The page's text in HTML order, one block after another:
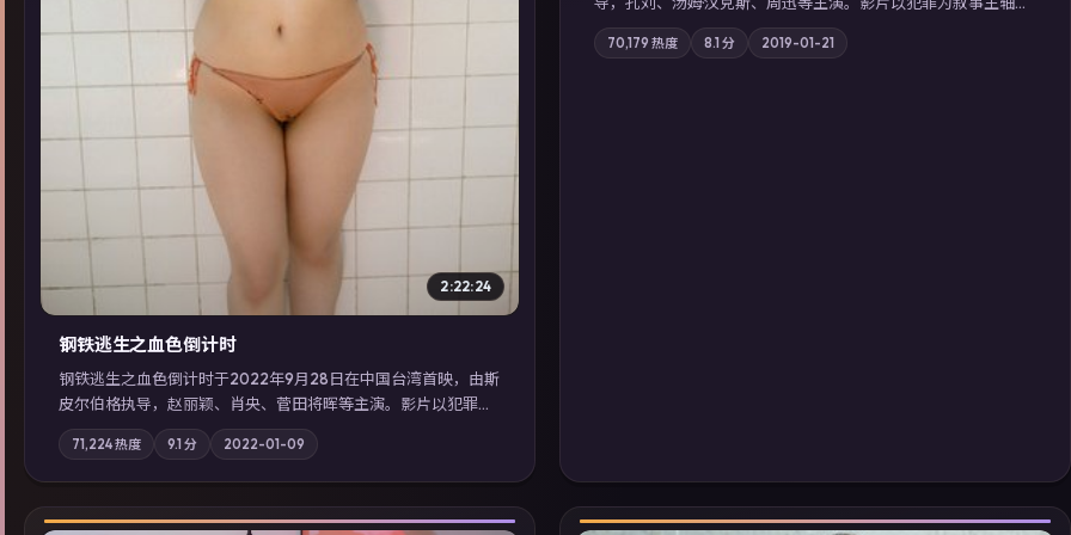
2:22:24
钢铁逃生之血色倒计时
钢铁逃生之血色倒计时于2022年9月28日在中国台湾首映，由斯
皮尔伯格执导，赵丽颖、肖央、菅田将晖等主演。影片以犯罪为
叙事主轴，失踪人口档案牵出跨国灰色产业链；摄影与配乐强化
地域气质；站内亦可通过「国产免费观看高清电视剧在线看」延
展检索同类型高分佳作，畅享高清在线追剧体验。
71,224热度 9.1 分 2022-01-09
边境小镇的平静被一封匿名信彻底打破；摄影与配乐强化地域气
质；站内亦可通过「国产免费观看高清电视剧在线看」延展检索
70,179 热度 8.1 分 2019-01-21